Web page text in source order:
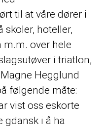
til at våre dører i
hoteller,
m.m. over hele
i triatlon,
Hegglund
følgende måte:
vist oss eskorte
gdansk i å ha